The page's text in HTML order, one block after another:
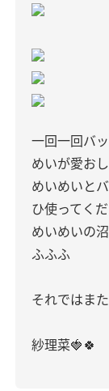
一回一回バ
めいが愛お
めいめいと
ひ使ってく
めいめいの
ふふふ
それではま
紗理菜🍓🍀